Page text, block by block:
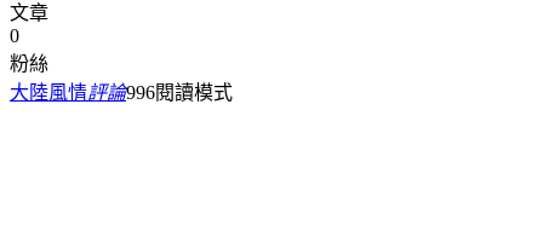
文章
0
粉絲
大陸風情評論996閱讀模式